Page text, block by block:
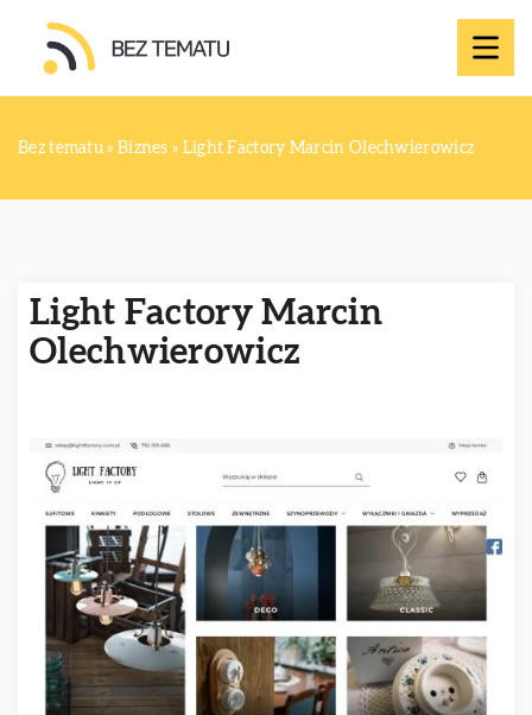
Bez tematu » Biznes » Light Factory Marcin Olechwierowicz
Light Factory Marcin
Olechwierowicz